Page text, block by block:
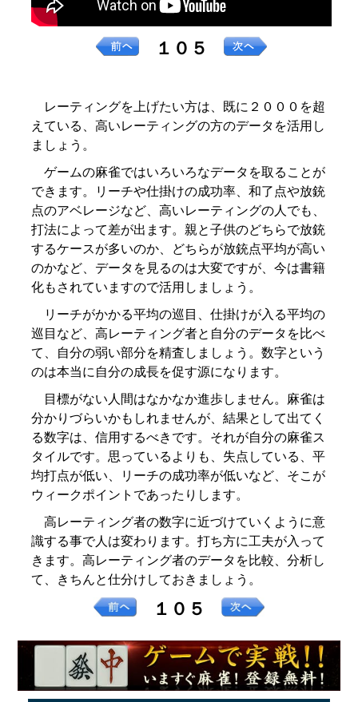
１０５
レーティングを上げたい方は、既に２０００を超
えている、高いレーティングの方のデータを活用し
ましょう。
ゲームの麻雀ではいろいろなデータを取ることが
できます。リーチや仕掛けの成功率、和了点や放銃
点のアベレージなど、高いレーティングの人でも、
打法によって差が出ます。親と子供のどちらで放銃
するケースが多いのか、どちらが放銃点平均が高い
のかなど、データを見るのは大変ですが、今は書籍
化もされていますので活用しましょう。
リーチがかかる平均の巡目、仕掛けが入る平均の
巡目など、高レーティング者と自分のデータを比べ
て、自分の弱い部分を精査しましょう。数字という
のは本当に自分の成長を促す源になります。
目標がない人間はなかなか進歩しません。麻雀は
分かりづらいかもしれませんが、結果として出てく
る数字は、信用するべきです。それが自分の麻雀ス
タイルです。思っているよりも、失点している、平
均打点が低い、リーチの成功率が低いなど、そこが
ウィークポイントであったりします。
高レーティング者の数字に近づけていくように意
識する事で人は変わります。打ち方に工夫が入って
きます。高レーティング者のデータを比較、分析し
て、きちんと仕分けしておきましょう。
１０５